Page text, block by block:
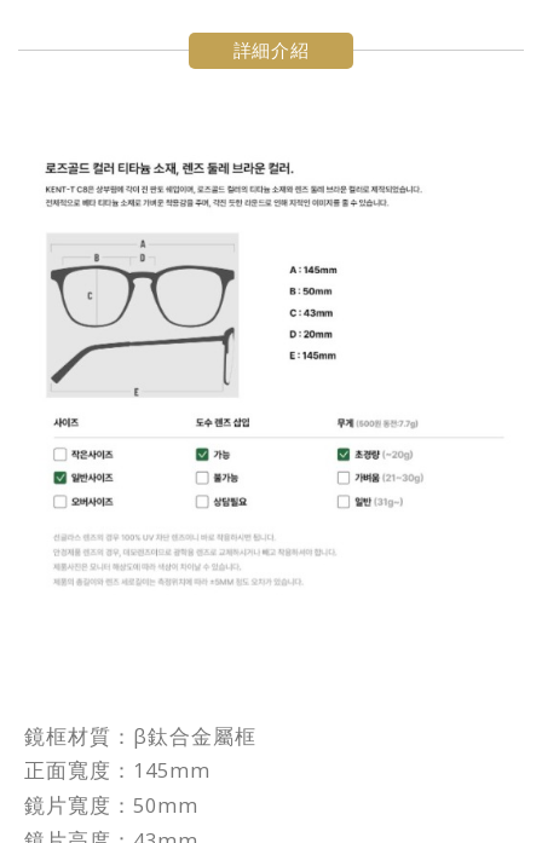
詳細介紹
鏡框材質：β鈦合金屬框
正面寬度：145mm
鏡片寬度：50mm